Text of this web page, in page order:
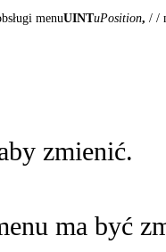
menuUINTuPosition, / /
zmienić.
ma być